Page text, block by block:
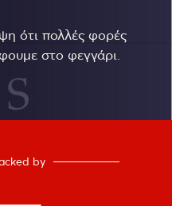
ότι πολλές φορές
στο φεγγάρι.
by